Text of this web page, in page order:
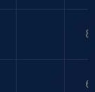
8
6